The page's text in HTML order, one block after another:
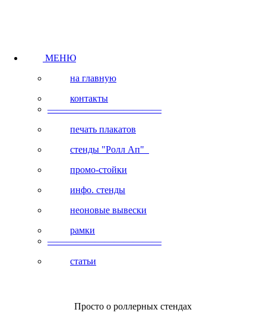
МЕНЮ
на главную
контакты
————————————
печать плакатов
стенды "Ролл Ап"
промо-стойки
инфо. стенды
неоновые вывески
рамки
————————————
статьи
Просто о роллерных стендах